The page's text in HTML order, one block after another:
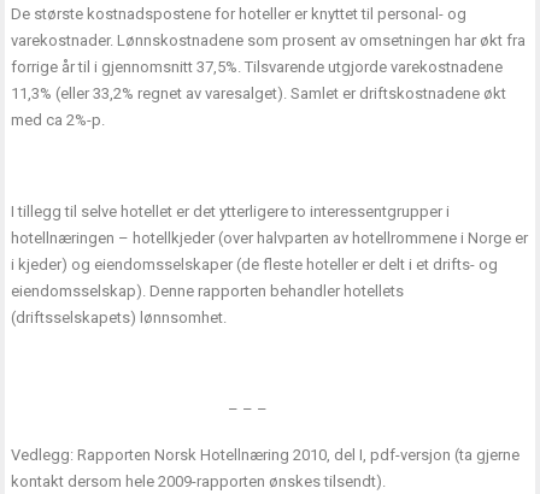
De største kostnadspostene for hoteller er knyttet til personal- og
varekostnader. Lønnskostnadene som prosent av omsetningen har økt fra
forrige år til i gjennomsnitt 37,5%. Tilsvarende utgjorde varekostnadene
11,3% (eller 33,2% regnet av varesalget). Samlet er driftskostnadene økt
med ca 2%-p.
I tillegg til selve hotellet er det ytterligere to interessentgrupper i
hotellnæringen – hotellkjeder (over halvparten av hotellrommene i Norge er
i kjeder) og eiendomsselskaper (de fleste hoteller er delt i et drifts- og
eiendomsselskap). Denne rapporten behandler hotellets
(driftsselskapets) lønnsomhet.
– – –
Vedlegg: Rapporten Norsk Hotellnæring 2010, del I, pdf-versjon (ta gjerne
kontakt dersom hele 2009-rapporten ønskes tilsendt).